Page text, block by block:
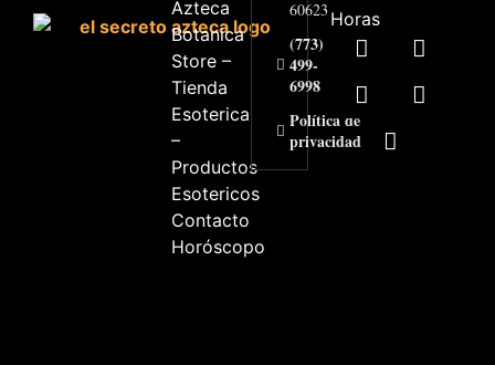
Azteca
Botanica
Store –
Tienda
Esoterica
–
Productos
Esotericos
Contacto
Horóscopo
60623
(773)
499-
6998
Política de
privacidad
Horas